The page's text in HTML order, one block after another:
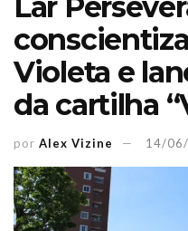
Violeta e
da cartilha
por Alex Vizine 14/